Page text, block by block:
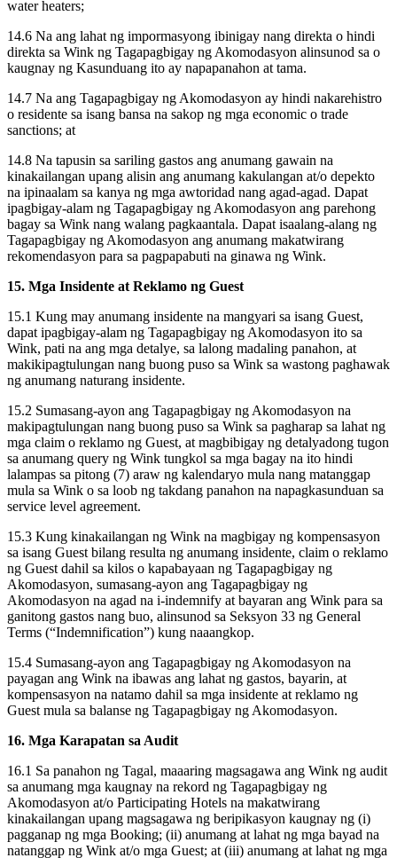
water heaters;
14.6 Na ang lahat ng impormasyong ibinigay nang direkta o hindi
direkta sa Wink ng Tagapagbigay ng Akomodasyon alinsunod sa o
kaugnay ng Kasunduang ito ay napapanahon at tama.
14.7 Na ang Tagapagbigay ng Akomodasyon ay hindi nakarehistro
o residente sa isang bansa na sakop ng mga economic o trade
sanctions; at
14.8 Na tapusin sa sariling gastos ang anumang gawain na
kinakailangan upang alisin ang anumang kakulangan at/o depekto
na ipinaalam sa kanya ng mga awtoridad nang agad-agad. Dapat
ipagbigay-alam ng Tagapagbigay ng Akomodasyon ang parehong
bagay sa Wink nang walang pagkaantala. Dapat isaalang-alang ng
Tagapagbigay ng Akomodasyon ang anumang makatwirang
rekomendasyon para sa pagpapabuti na ginawa ng Wink.
15. Mga Insidente at Reklamo ng Guest
15.1 Kung may anumang insidente na mangyari sa isang Guest,
dapat ipagbigay-alam ng Tagapagbigay ng Akomodasyon ito sa
Wink, pati na ang mga detalye, sa lalong madaling panahon, at
makikipagtulungan nang buong puso sa Wink sa wastong paghawak
ng anumang naturang insidente.
15.2 Sumasang-ayon ang Tagapagbigay ng Akomodasyon na
makipagtulungan nang buong puso sa Wink sa pagharap sa lahat ng
mga claim o reklamo ng Guest, at magbibigay ng detalyadong tugon
sa anumang query ng Wink tungkol sa mga bagay na ito hindi
lalampas sa pitong (7) araw ng kalendaryo mula nang matanggap
mula sa Wink o sa loob ng takdang panahon na napagkasunduan sa
service level agreement.
15.3 Kung kinakailangan ng Wink na magbigay ng kompensasyon
sa isang Guest bilang resulta ng anumang insidente, claim o reklamo
ng Guest dahil sa kilos o kapabayaan ng Tagapagbigay ng
Akomodasyon, sumasang-ayon ang Tagapagbigay ng
Akomodasyon na agad na i-indemnify at bayaran ang Wink para sa
ganitong gastos nang buo, alinsunod sa Seksyon 33 ng General
Terms (“Indemnification”) kung naaangkop.
15.4 Sumasang-ayon ang Tagapagbigay ng Akomodasyon na
payagan ang Wink na ibawas ang lahat ng gastos, bayarin, at
kompensasyon na natamo dahil sa mga insidente at reklamo ng
Guest mula sa balanse ng Tagapagbigay ng Akomodasyon.
16. Mga Karapatan sa Audit
16.1 Sa panahon ng Tagal, maaaring magsagawa ang Wink ng audit
sa anumang mga kaugnay na rekord ng Tagapagbigay ng
Akomodasyon at/o Participating Hotels na makatwirang
kinakailangan upang magsagawa ng beripikasyon kaugnay ng (i)
pagganap ng mga Booking; (ii) anumang at lahat ng mga bayad na
natanggap ng Wink at/o mga Guest; at (iii) anumang at lahat ng mga